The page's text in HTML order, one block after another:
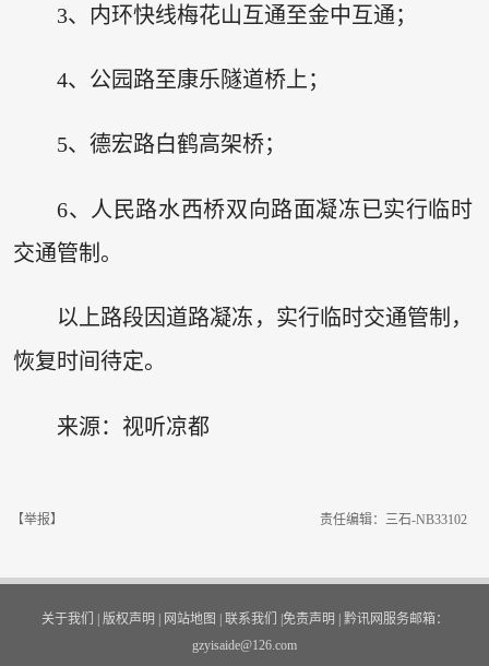
3、内环快线梅花山互通至金中互通；
4、公园路至康乐隧道桥上；
5、德宏路白鹤高架桥；
6、人民路水西桥双向路面凝冻已实行临时
交通管制。
以上路段因道路凝冻，实行临时交通管制，
恢复时间待定。
来源： 视听凉都
【举报】 责任编辑：三石-NB33102
关于我们 版权声明 网站地图 联系我们 免责声明
黔讯网服务邮箱：
gzyisaide@126.com